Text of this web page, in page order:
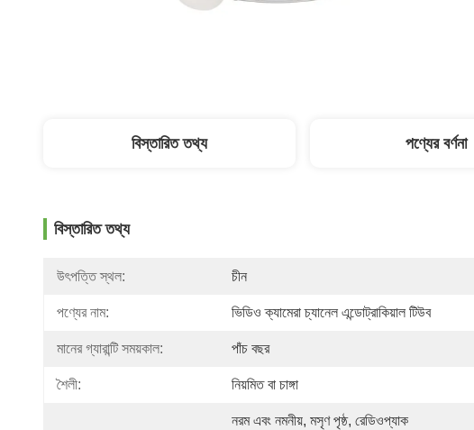
বিস্তারিত তথ্য পণ্যের বর্ণনা
বিস্তারিত তথ্য
উৎপত্তি স্থল: চীন
পণ্যের নাম: ভিডিও ক্যামেরা চ্যানেল এন্ডোট্রাকিয়াল টিউব
মানের গ্যারান্টি সময়কাল: পাঁচ বছর
শৈলী: নিয়মিত বা চাঙ্গা
নরম এবং নমনীয়, মসৃণ পৃষ্ঠ, রেডিওপ্যাক